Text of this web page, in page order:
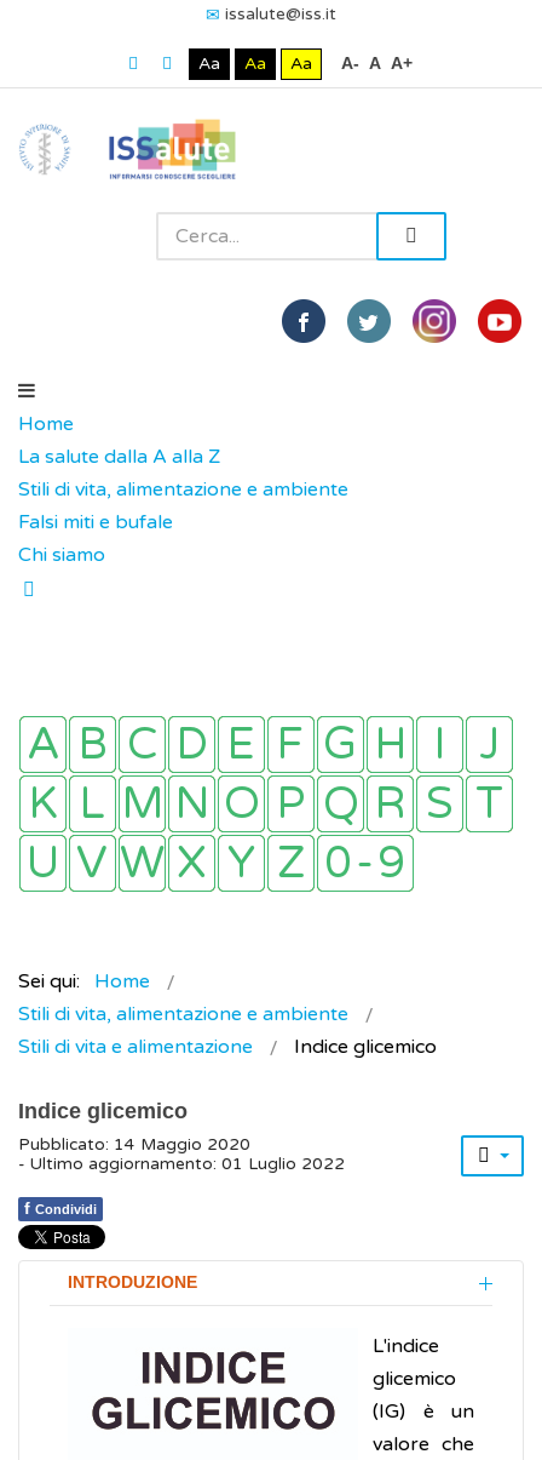
issalute@iss.it
Aa Aa Aa A- A A+
Home
La salute dalla A alla Z
Stili di vita, alimentazione e ambiente
Falsi miti e bufale
Chi siamo
Sei qui:
Home
Stili di vita, alimentazione e ambiente
Stili di vita e alimentazione
Indice glicemico
Indice glicemico
Pubblicato: 14 Maggio 2020
- Ultimo aggiornamento: 01 Luglio 2022
f Condividi
INTRODUZIONE
L'indice
glicemico
(IG) è un
valore che